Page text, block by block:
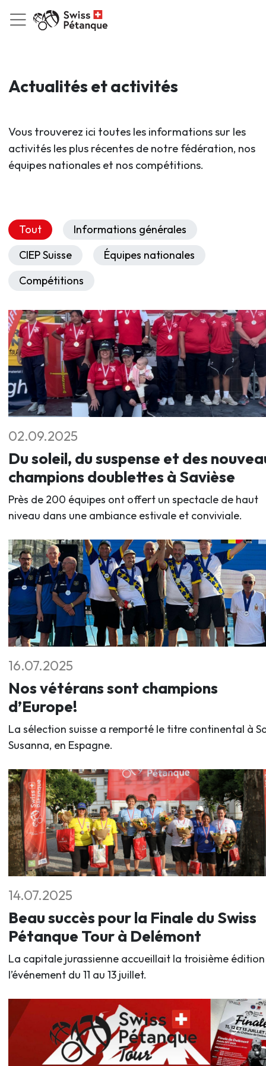
Actualités et activités
Vous trouverez ici toutes les informations sur les
activités les plus récentes de notre fédération, nos
équipes nationales et nos compétitions.
Tout
Informations générales
CIEP Suisse
Équipes nationales
Compétitions
02.09.2025
Du soleil, du suspense et des
champions doublettes à Savièse
Près de 200 équipes ont offert un spectacle de haut
niveau dans une ambiance estivale et conviviale.
16.07.2025
Nos vétérans sont champions
d’Europe!
La sélection suisse a remporté le titre continental à
Susanna, en Espagne.
14.07.2025
Beau succès pour la Finale du Swiss
Pétanque Tour à Delémont
La capitale jurassienne accueillait la troisième
l’événement du 11 au 13 juillet.